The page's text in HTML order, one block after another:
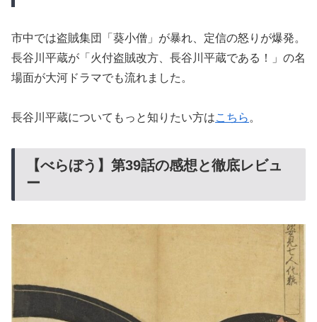
市中では盗賊集団「葵小僧」が暴れ、定信の怒りが爆発。
長谷川平蔵が「火付盗賊改方、長谷川平蔵である！」の名
場面が大河ドラマでも流れました。
長谷川平蔵についてもっと知りたい方はこちら 。
【べらぼう】第39話の感想と徹底レビュ
ー